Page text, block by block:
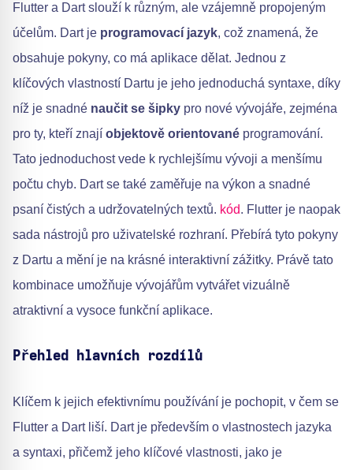
Flutter a Dart slouží k různým, ale vzájemně propojeným
účelům. Dart je programovací jazyk, což znamená, že
obsahuje pokyny, co má aplikace dělat. Jednou z
klíčových vlastností Dartu je jeho jednoduchá syntaxe, díky
níž je snadné naučit se šipky pro nové vývojáře, zejména
pro ty, kteří znají objektově orientované programování.
Tato jednoduchost vede k rychlejšímu vývoji a menšímu
počtu chyb. Dart se také zaměřuje na výkon a snadné
psaní čistých a udržovatelných textů. kód. Flutter je naopak
sada nástrojů pro uživatelské rozhraní. Přebírá tyto pokyny
z Dartu a mění je na krásné interaktivní zážitky. Právě tato
kombinace umožňuje vývojářům vytvářet vizuálně
atraktivní a vysoce funkční aplikace.
Přehled hlavních rozdílů
Klíčem k jejich efektivnímu používání je pochopit, v čem se
Flutter a Dart liší. Dart je především o vlastnostech jazyka
a syntaxi, přičemž jeho klíčové vlastnosti, jako je